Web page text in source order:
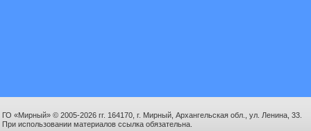
ГО «Мирный» © 2005-2026 гг. 164170, г. Мирный, Архангельская обл., ул. Ленина, 33.
При использовании материалов ссылка обязательна.